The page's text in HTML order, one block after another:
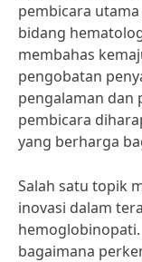
pembicara
bidang
membahas
pengobatan
pengalaman dan
pembicara
yang berharga
Salah satu topik
inovasi dalam
bagaimana